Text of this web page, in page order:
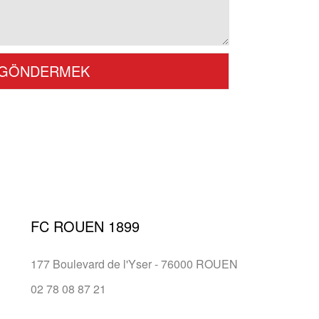
FC ROUEN 1899
177 Boulevard de l'Yser - 76000 ROUEN
02 78 08 87 21